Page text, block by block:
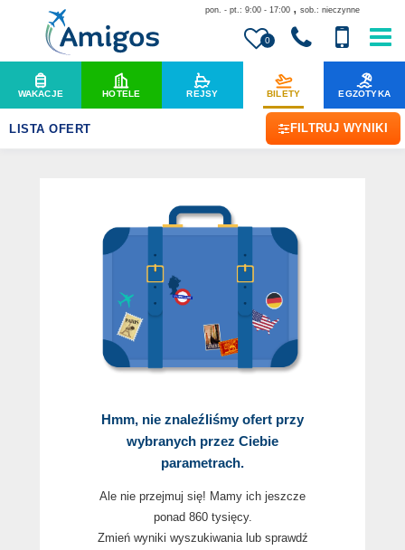
0
pon. - pt.: 9:00 - 17:00 , sob.: nieczynne
WAKACJE HOTELE REJSY BILETY EGZOTYKA
LISTA OFERT FILTRUJ WYNIKI
Hmm, nie znaleźliśmy ofert przy
wybranych przez Ciebie
parametrach.
Ale nie przejmuj się! Mamy ich jeszcze
ponad 860 tysięcy.
Zmień wyniki wyszukiwania lub sprawdź